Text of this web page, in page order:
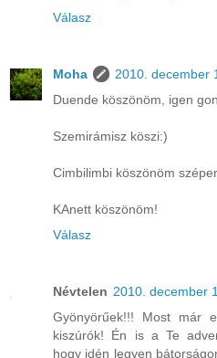
Válasz
Moha
2010. december
Duende köszönöm, igen
Szemirámisz köszi:)
Cimbilimbi köszönöm
KAnett köszönöm!
Válasz
Névtelen 2010. december
Gyönyörűek!!! Most már
kiszúrók! Én is a Te
hogy idén legyen